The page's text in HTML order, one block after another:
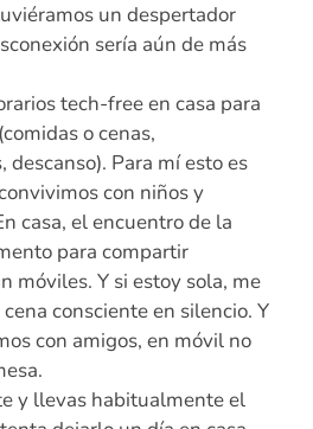
un despertador
sería aún de más
tech-free en casa para
o cenas,
descanso). Para mí esto es
con niños y
casa, el encuentro de la
para compartir
móviles. Y si estoy sola, me
consciente en silencio. Y
con amigos, en móvil no
y llevas habitualmente el